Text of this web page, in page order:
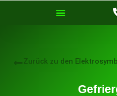
Zurück zu den